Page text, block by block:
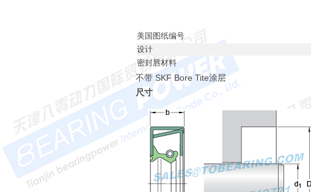
美国图纸编号
设计
密封唇材料
不带 SKF Bore Tite涂层
尺寸